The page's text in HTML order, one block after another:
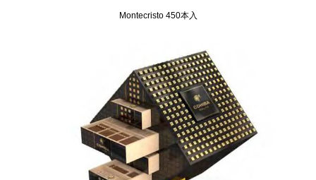
Montecristo 450本入